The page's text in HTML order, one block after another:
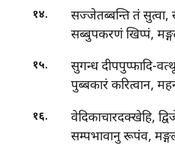
१४.
सज्जेतब्बन्ति तं सुत्वा,
सब्बुपकरणं खिप्पं,
१५.
सुगन्ध दीपपुप्फादि-
पुब्बकारं करित्वान,
१६.
वेदिकाचारदक्खेहि,
सम्पभावानु रूपंव,